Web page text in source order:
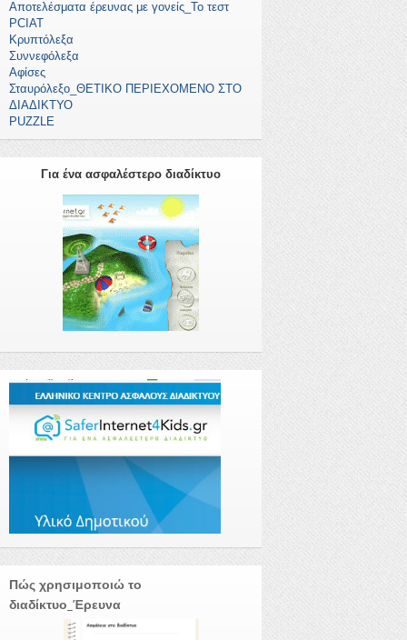
Αποτελέσματα έρευνας με γονείς_Το τεστ
PCIAT
Κρυπτόλεξα
Συννεφόλεξα
Αφίσες
Σταυρόλεξο_ΘΕΤΙΚΟ ΠΕΡΙΕΧΟΜΕΝΟ ΣΤΟ
ΔΙΑΔΙΚΤΥΟ
PUZZLE
Για ένα ασφαλέστερο διαδίκτυο
Πώς χρησιμοποιώ το
διαδίκτυο_Έρευνα